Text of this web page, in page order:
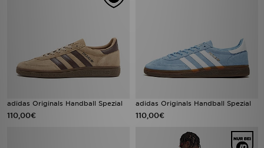
adidas Originals Handball Spezial
110,00€
adidas Originals Handball Spezial
110,00€